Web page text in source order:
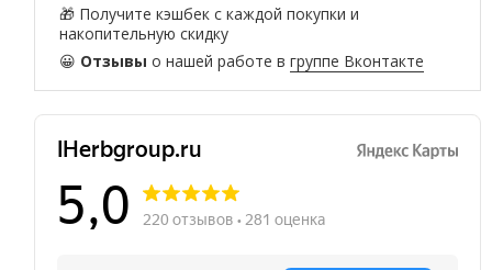
🎁 Получите кэшбек с каждой покупки и
накопительную скидку
😀 Отзывы о нашей работе вгруппе Вконтакте